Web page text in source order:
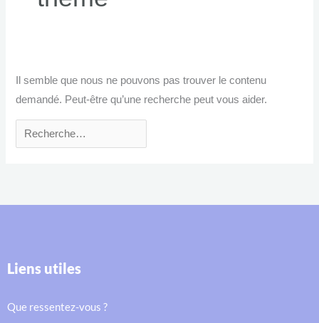
Il semble que nous ne pouvons pas trouver le contenu
demandé. Peut-être qu’une recherche peut vous aider.
Liens utiles
Que ressentez-vous ?